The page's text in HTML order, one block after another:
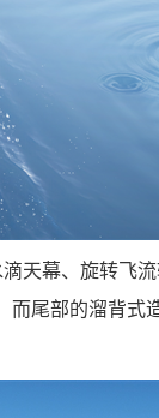
天幕、旋转飞
而尾部的溜背式